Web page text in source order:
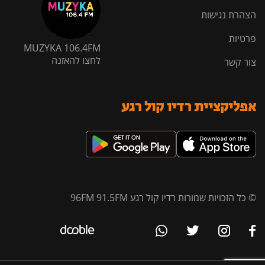
הצהרת נגישות
פרטיות
צור קשר
MUZYKA 106.4FM
לחצו להאזנה
אפליקציית רדיו קול רגע
© כל הזכויות שמורות רדיו קול רגע 96FM 91.5FM